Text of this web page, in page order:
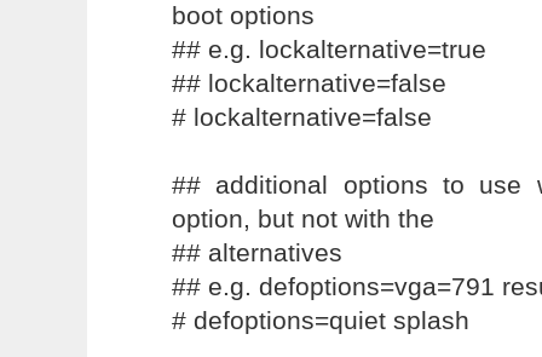
boot options
## e.g. lockalternative=true
## lockalternative=false
# lockalternative=false
## additional options to use
option, but not with the
## alternatives
## e.g. defoptions=vga=791
# defoptions=quiet splash